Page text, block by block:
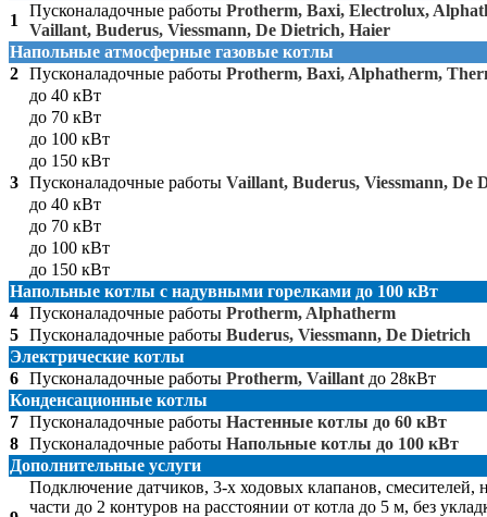
1
Пусконаладочные работы Protherm, Baxi, Electrolux,
Vaillant, Buderus, Viessmann, De Dietrich, Haier
Напольные атмосферные газовые котлы
2 Пусконаладочные работы Protherm, Baxi, Alphatherm,
до 40 кВт
до 70 кВт
до 100 кВт
до 150 кВт
3 Пусконаладочные работы Vaillant, Buderus, Viessmann, De
до 40 кВт
до 70 кВт
до 100 кВт
до 150 кВт
Напольные котлы с надувными горелками до 100 кВт
4 Пусконаладочные работы Protherm, Alphatherm
5 Пусконаладочные работы Buderus, Viessmann, De Dietrich
Электрические котлы
6 Пусконаладочные работы Protherm, Vaillantдо 28кВт
Конденсационные котлы
7 Пусконаладочные работы Настенные котлы до 60 кВт
8 Пусконаладочные работы Напольные котлы до 100 кВт
Дополнительные услуги
Подключение датчиков, 3-х ходовых клапанов, смесителей,
части до 2 контуров на расстоянии от котла до 5 м, без